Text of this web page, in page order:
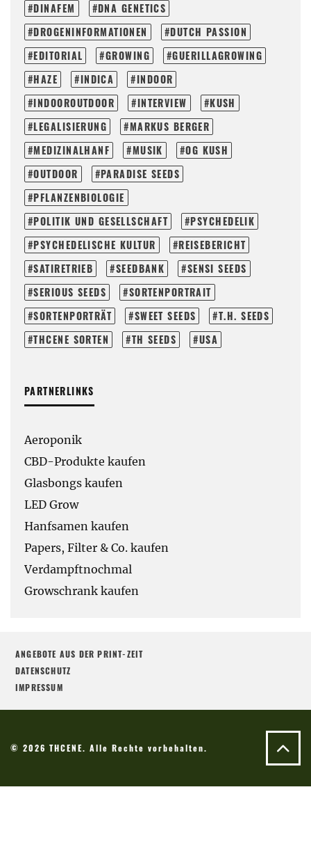
DINAFEM
DNA GENETICS
DROGENINFORMATIONEN
DUTCH PASSION
EDITORIAL
GROWING
GUERILLAGROWING
HAZE
INDICA
INDOOR
INDOOROUTDOOR
INTERVIEW
KUSH
LEGALISIERUNG
MARKUS BERGER
MEDIZINALHANF
MUSIK
OG KUSH
OUTDOOR
PARADISE SEEDS
PFLANZENBIOLOGIE
POLITIK UND GESELLSCHAFT
PSYCHEDELIK
PSYCHEDELISCHE KULTUR
REISEBERICHT
SATIRETRIEB
SEEDBANK
SENSI SEEDS
SERIOUS SEEDS
SORTENPORTRAIT
SORTENPORTRÄT
SWEET SEEDS
T.H. SEEDS
THCENE SORTEN
TH SEEDS USA
PARTNERLINKS
Aeroponik
CBD-Produkte kaufen
Glasbongs kaufen
LED Grow
Hanfsamen kaufen
Papers, Filter & Co. kaufen
Verdampftnochmal
Growschrank kaufen
ANGEBOTE AUS DER PRINT-ZEIT
DATENSCHUTZ
IMPRESSUM
© 2026 THCENE. Alle Rechte vorbehalten.